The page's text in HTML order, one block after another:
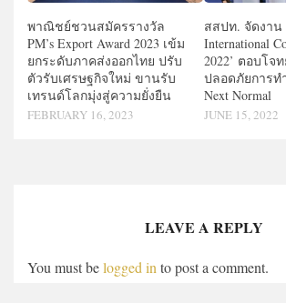
พาณิชย์ชวนสมัครรางวัล
PM’s Export Award 2023 เข้ม
ยกระดับภาคส่งออกไทย ปรับ
ตัวรับเศรษฐกิจใหม่ ขานรับ
เทรนด์โลกมุ่งสู่ความยั่งยืน
FEBRUARY 16, 2023
สสปท. จัดงาน
International
2022’ ตอบโจ
ปลอดภัยการท
Next Normal
JUNE 15, 2022
LEAVE A REPLY
You must belogged in to post a comment.